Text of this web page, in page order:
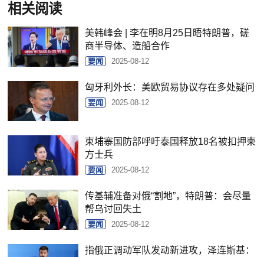
相关阅读
美韩峰会 | 李在明8月25日晤特朗普，磋
商半导体、造船合作
要闻 2025-08-12
匈牙利外长：美欧贸易协议存在多处疑问
要闻 2025-08-12
柬埔寨国防部呼吁泰国释放18名被扣押柬
方士兵
要闻 2025-08-12
传基辅准备对俄“割地”，特朗普：会尽量
帮乌讨回失土
要闻 2025-08-12
指俄正调动军队发动新进攻，泽连斯基：